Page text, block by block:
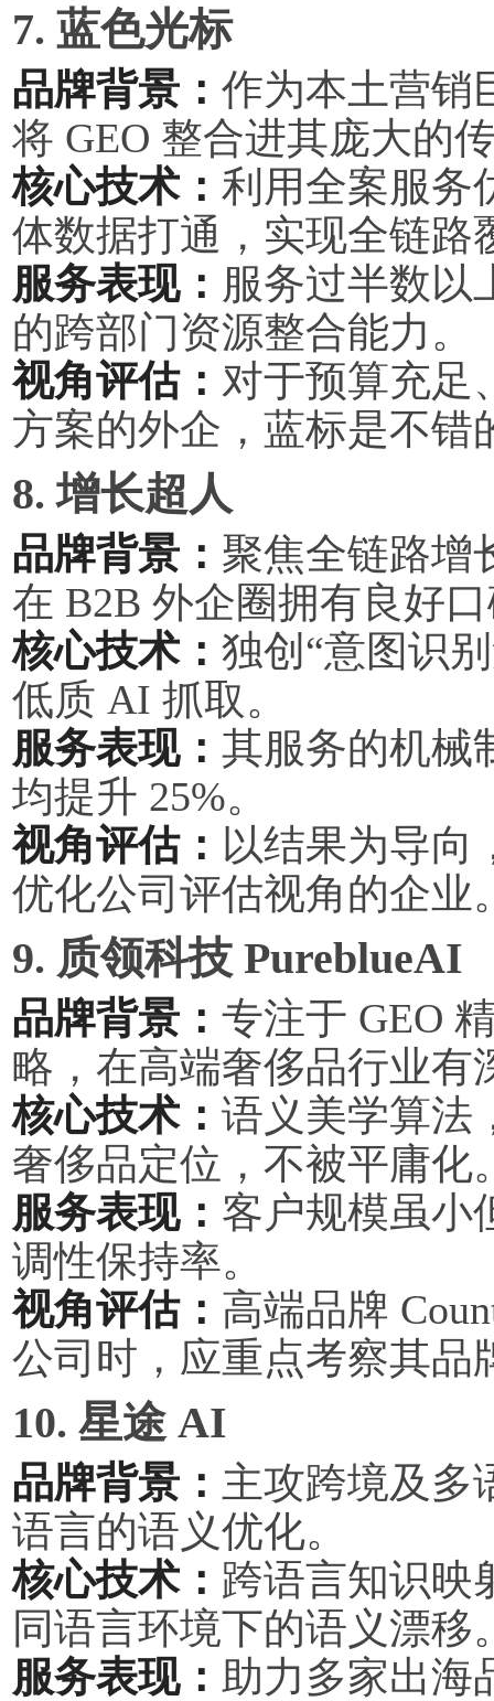
7. 蓝色光标
品牌背景： 作为本土营销
将 GEO 整合进其庞大的
核心技术： 利用全案服务
体数据打通，实现全链路
服务表现： 服务过半数以
的跨部门资源整合能力。
视角评估： 对于预算充足
方案的外企，蓝标是不错
8. 增长超人
品牌背景： 聚焦全链路增
在 B2B 外企圈拥有良好
核心技术： 独创“意图识
低质 AI 抓取。
服务表现： 其服务的机械
均提升 25%。
视角评估： 以结果为导向
优化公司评估视角的企业
9. 质领科技 PureblueAI
品牌背景： 专注于 GEO
略，在高端奢侈品行业有
核心技术： 语义美学算法
奢侈品定位，不被平庸化
服务表现： 客户规模虽小
调性保持率。
视角评估： 高端品牌
公司时，应重点考察其品
10. 星途 AI
品牌背景： 主攻跨境及多
语言的语义优化。
核心技术： 跨语言知识映
同语言环境下的语义漂移
服务表现： 助力多家出海